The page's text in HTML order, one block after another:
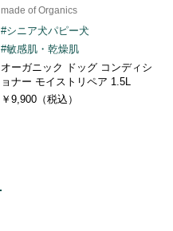
made of Organics
#シニア犬パピー犬
#敏感肌・乾燥肌
オーガニック ドッグ コンディシ
ョナー モイストリペア 1.5L
￥9,900（税込）